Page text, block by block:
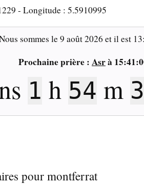
- Longitude : 5.5910995
sommes le9 août 2026 et il est
Prochaine prière : Asrà
1 h 54 m
pour montferrat